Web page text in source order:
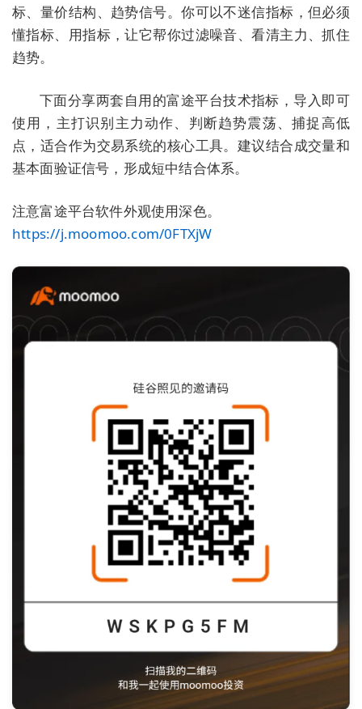
标、量价结构、趋势信号。你可以不迷信指标，但必须
懂指标、用指标，让它帮你过滤噪音、看清主力、抓住
趋势。
下面分享两套自用的富途平台技术指标，导入即可
使用，主打识别主力动作、判断趋势震荡、捕捉高低
点 ，适合作为交易系统的核心工具。建议结合成交量和
基本面验证信号，形成短中结合体系。
注意富途平台软件外观使用深色。
https://j.moomoo.com/0FTXjW